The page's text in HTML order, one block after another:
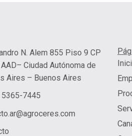
N. Alem 855 Piso 9 CP
Ciudad Autónoma de
Aires – Buenos Aires
7445